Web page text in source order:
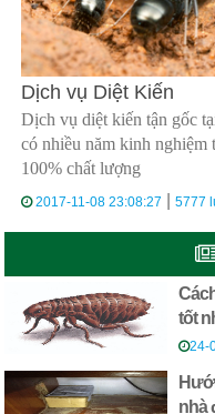
Dịch vụ Diệt Kiến
Dịch vụ diệt kiến tận gốc
có nhiều năm kinh
100% chất lượng
2017-11-08 23:08:27 |5777
tốt
24-
nhà